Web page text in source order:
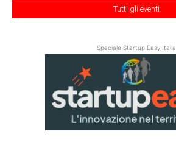
Tutti gli eventi
Speciale Startup Easy Italia